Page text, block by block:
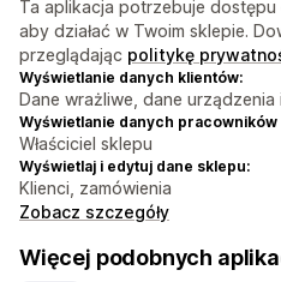
Ta aplikacja potrzebuje
aby działać w Twoim sklepie.
przeglądając politykę
Wyświetlanie danych klientów:
Dane wrażliwe, dane
Wyświetlanie danych pracowników
Właściciel sklepu
Wyświetlaj i edytuj dane sklepu:
Klienci, zamówienia
Zobacz szczegóły
Więcej podobnych